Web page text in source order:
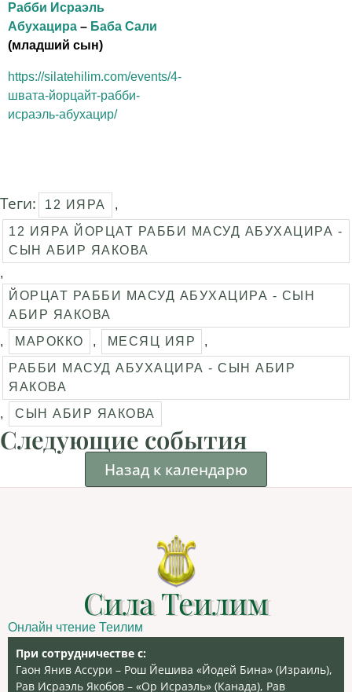
Рабби Исраэль
Абухацира – Баба Сали
(младший сын)
https://silatehilim.com/events/4-
швата-йорцайт-рабби-
исраэль-абухацир/
Теги: 12 ИЯРА
,
12 ИЯРА ЙОРЦАТ РАББИ МАСУД АБУХАЦИРА -
СЫН АБИР ЯАКОВА
,
ЙОРЦАТ РАББИ МАСУД АБУХАЦИРА - СЫН
АБИР ЯАКОВА
,
МАРОККО , МЕСЯЦ ИЯР
,
РАББИ МАСУД АБУХАЦИРА - СЫН АБИР
ЯАКОВА
,
СЫН АБИР ЯАКОВА
Следующие события
Назад к календарю
Сила Теилим
Онлайн чтение Теилим
При сотрудничестве с:
Гаон Янив Ассури – Рош Йешива «Йодей Бина» (Израиль),
Рав Исраэль Якобов – «Ор Исраэль» (Канада), Рав